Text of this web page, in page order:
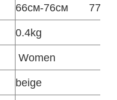
66см-76см
0.4kg
Women
beige